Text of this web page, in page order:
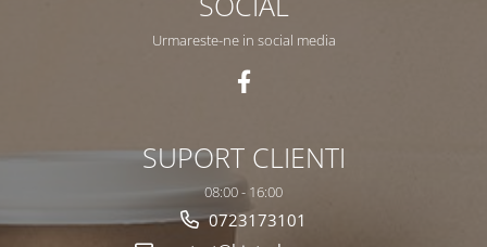
Urmareste-ne in social media
SUPORT CLIENTI
08:00 - 16:00
0723173101